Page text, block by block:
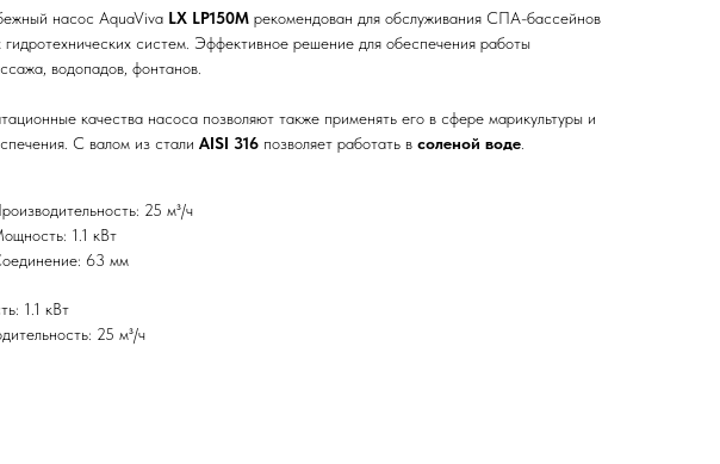
насос AquaViva LX LP150M рекомендован для обслуживания СПА-бассейнов
гидротехнических систем. Эффективное решение для обеспечения работы
водопадов, фонтанов.
качества насоса позволяют также применять его в сфере марикультуры и
С валом из стали AISI 316 позволяет работать в соленой воде
25 м³/ч
1.1 кВт
63 мм
1.1 кВт
25 м³/ч